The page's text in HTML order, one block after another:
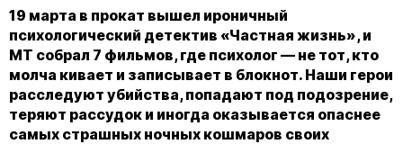
19 марта в прокат вышел ироничный
психологический детектив «Частная жизнь», и
МТ собрал 7 фильмов, где психолог — не тот, кто
молча кивает и записывает в блокнот. Наши герои
расследуют убийства, попадают под подозрение,
теряют рассудок и иногда оказывается опаснее
самых страшных ночных кошмаров своих